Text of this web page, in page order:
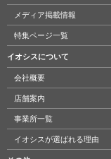
メディア掲載情報
特集ページ一覧
イオシスについて
会社概要
店舗案内
事業所一覧
イオシスが選ばれる理由